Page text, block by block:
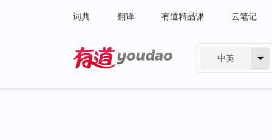
词典 翻译 有道精品课 云笔记
中英